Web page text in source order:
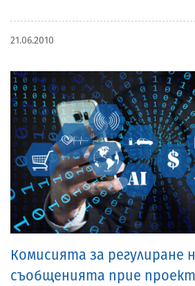
21.06.2010
Комисията за регулиране
съобщенията прие